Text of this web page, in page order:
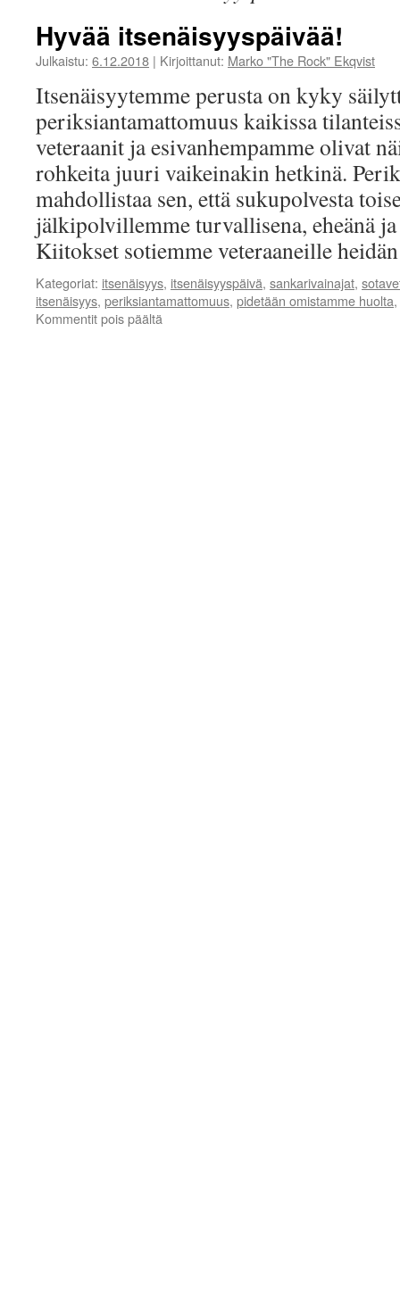
Hyvää itsenäisyyspäivää!
Julkaistu: 6.12.2018 | Kirjoittanut: Marko "The Rock" Ekqvist
Itsenäisyytemme perusta on kyky
periksiantamattomuus kaikissa
veteraanit ja esivanhempamme olivat
rohkeita juuri vaikeinakin hetkinä.
mahdollistaa sen, että sukupolvesta
jälkipolvillemme turvallisena, eheänä ja
Kiitokset sotiemme veteraaneille
Kategoriat: itsenäisyys, itsenäisyyspäivä, sankarivainajat,
itsenäisyys, periksiantamattomuus, pidetään omistamme huolta,
Kommentit pois päältä